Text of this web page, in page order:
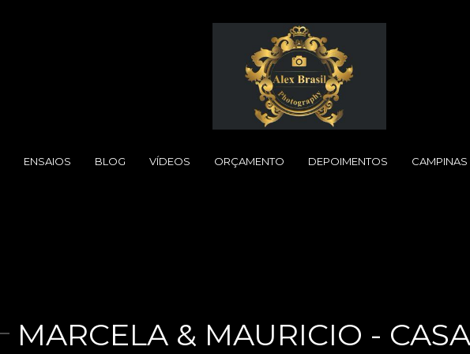
ENSAIOS BLOG VÍDEOS ORÇAMENTO DEPOIMENTOS
MARCELA & MAURICIO -